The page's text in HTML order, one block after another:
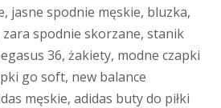
jasne spodnie męskie, bluzka,
spodnie skorzane, stanik
36, żakiety, modne czapki
go soft, new balance
męskie, adidas buty do piłki